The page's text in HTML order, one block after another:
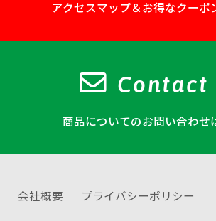
アクセスマップ＆お得なクーポ
Contact
商品についてのお問い合わせ
会社概要 プライバシーポリシー